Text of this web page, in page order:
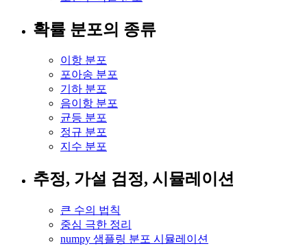
확률 분포의 종류
이항 분포
포아송 분포
기하 분포
음이항 분포
균등 분포
정규 분포
지수 분포
추정, 가설 검정, 시뮬레이션
큰 수의 법칙
중심 극한 정리
numpy 샘플링 분포 시뮬레이션